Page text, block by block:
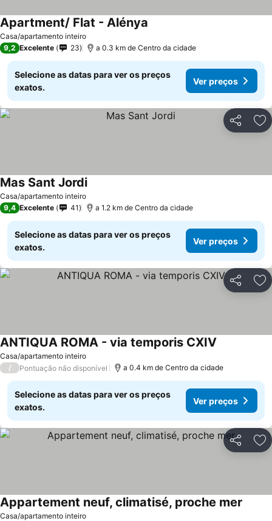
Casa/apartamento inteiro
Apartment/ Flat - Alénya
9,2 Excelente 23 a 0.3 km de Centro da cidade
Selecione as datas para ver os preços
exatos.
Ver preços
Partilhar
Casa/apartamento inteiro
Mas Sant Jordi
9,4 Excelente 41 a 1.2 km de Centro da cidade
Selecione as datas para ver os preços
exatos.
Ver preços
Partilhar
Casa/apartamento inteiro
ANTIQUA ROMA - via temporis CXIV
/ Pontuação não disponível a 0.4 km de Centro da cidade
Selecione as datas para ver os preços
exatos.
Ver preços
Partilhar
Casa/apartamento inteiro
Appartement neuf, climatisé, proche mer